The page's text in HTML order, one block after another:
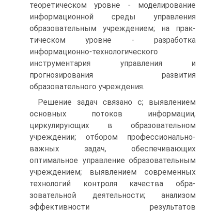
теоретическом уровне - моделирование
информационной среды управления
образовательным учреждением; на прак-
тическом уровне - разработка
информационно-технологического
инструментария управления и
прогнозирования развития
образовательного учреждения.
Решение задач связано с; выявлением
основных потоков информации,
циркулирующих в образовательном
учреждении; отбором профессионально-
важных задач, обеспечивающих
оптимальное управление образовательным
учреждением; выявлением современных
технологий контроля качества обра-
зовательной деятельности; анализом
эффективности результатов